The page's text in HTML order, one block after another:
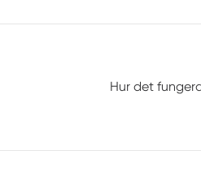
Hur det